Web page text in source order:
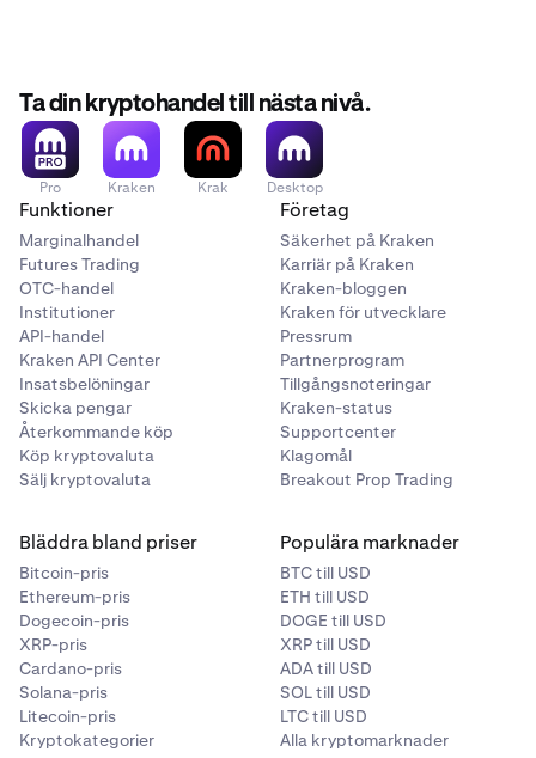
1 500–7 000 AUD
CAD
12,50 CAD
1 500–6 500 CAD
CHF
10,00 CHF
1 000–5 000 CHF
1 000–5 000 €
GBP
8,00 GBP
Ta din kryptohandel till nästa nivå.
Pro Kraken Krak Desktop
Funktioner
Marginalhandel
Futures Trading
OTC-handel
Institutioner
API-handel
Kraken API Center
Insatsbelöningar
Skicka pengar
Återkommande köp
Köp kryptovaluta
Sälj kryptovaluta
Företag
Säkerhet på Kraken
Karriär på Kraken
Kraken-bloggen
Kraken för utvecklare
Pressrum
Partnerprogram
Tillgångsnoteringar
Kraken-status
Supportcenter
Klagomål
Breakout Prop Trading
Bläddra bland priser
Bitcoin-pris
Ethereum-pris
Dogecoin-pris
XRP-pris
Cardano-pris
Solana-pris
Litecoin-pris
Kryptokategorier
Populära marknader
BTC till USD
ETH till USD
DOGE till USD
XRP till USD
ADA till USD
SOL till USD
LTC till USD
Alla kryptomarknader